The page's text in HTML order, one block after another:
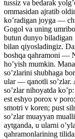
tussiz va bedarak
ommasidan ajratib
ko’radigan joyga —
Gogol va uning
butun dunyo biladigan
bilan qiyosladingiz.
boshqa qahramoni —
ho’yish mumkin.
so’zlarini shubhaga
ular — qanotli so’zlar.
so’zlar nihoyatda
est eshyo porox v
smotri v koren; pust
so’zlar muayyan
aytganda, u ularni
qahramonlarining